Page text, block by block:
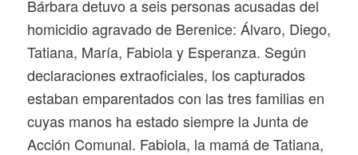
Bárbara detuvo a seis personas acusadas del
homicidio agravado de Berenice: Álvaro, Diego,
Tatiana, María, Fabiola y Esperanza. Según
declaraciones extraoficiales, los capturados
estaban emparentados con las tres familias en
cuyas manos ha estado siempre la Junta de
Acción Comunal. Fabiola, la mamá de Tatiana,